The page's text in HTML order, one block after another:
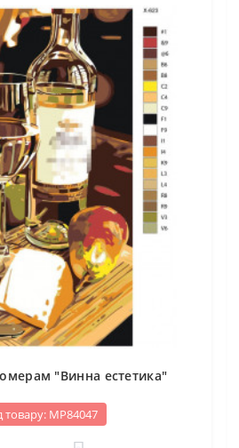
"Винна естетика"
товару: МР84047